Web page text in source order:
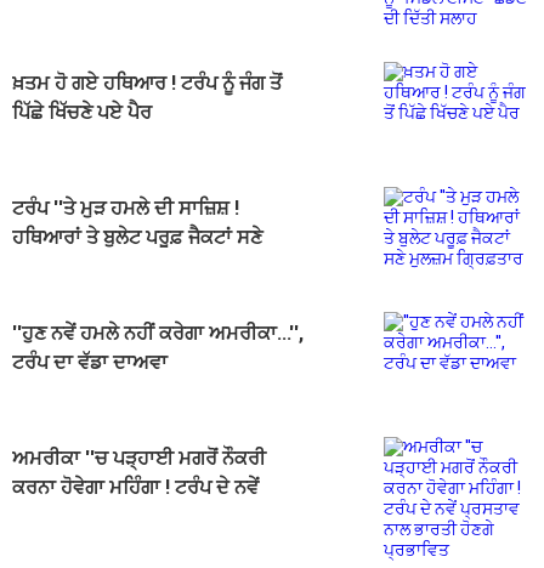
ਖ਼ਤਮ ਹੋ ਗਏ ਹਥਿਆਰ ! ਟਰੰਪ ਨੂੰ ਜੰਗ ਤੋਂ
ਪਿੱਛੇ ਖਿੱਚਣੇ ਪਏ ਪੈਰ
ਟਰੰਪ ''ਤੇ ਮੁੜ ਹਮਲੇ ਦੀ ਸਾਜ਼ਿਸ਼ !
ਹਥਿਆਰਾਂ ਤੇ ਬੁਲੇਟ ਪਰੂਫ਼ ਜੈਕਟਾਂ ਸਣੇ
''ਹੁਣ ਨਵੇਂ ਹਮਲੇ ਨਹੀਂ ਕਰੇਗਾ ਅਮਰੀਕਾ...'',
ਟਰੰਪ ਦਾ ਵੱਡਾ ਦਾਅਵਾ
ਅਮਰੀਕਾ ''ਚ ਪੜ੍ਹਾਈ ਮਗਰੋਂ ਨੌਕਰੀ
ਕਰਨਾ ਹੋਵੇਗਾ ਮਹਿੰਗਾ ! ਟਰੰਪ ਦੇ ਨਵੇਂ